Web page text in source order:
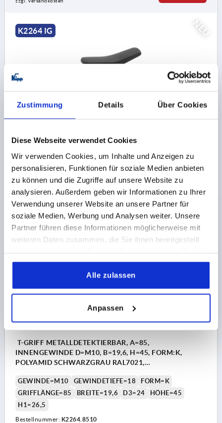
Zustimmung Details Über Cookies
Diese Webseite verwendet Cookies
Wir verwenden Cookies, um Inhalte und Anzeigen zu
personalisieren, Funktionen für soziale Medien anbieten
zu können und die Zugriffe auf unsere Website zu
analysieren. Außerdem geben wir Informationen zu Ihrer
Verwendung unserer Website an unsere Partner für
soziale Medien, Werbung und Analysen weiter. Unsere
Partner führen diese Informationen möglicherweise mit
weiteren Daten zusammen, die Sie ihnen bereitgestellt
gesammelt haben.
Alle zulassen
Anpassen
NEU
K2264 IG
KOMP:EDELSTAHL
GEWINDE=M8 GEWINDETIEFE=14
FORM=K
GRIFFLÄNGE=75
BREITE=18,4 D3=22
HÖHE=41
H1=25,2
Bestellnummer:K2264.7508
6,27 €
zzgl. Versandkosten
NEU
K2264 IG
T-GRIFF METALLDETEKTIERBAR, A=85,
INNENGEWINDE D=M10, B=19,6, H=45, FORM:K,
POLYAMID SCHWARZGRAU RAL7021,
GEWINDE=M10 GEWINDETIEFE=18
FORM=K
GRIFFLÄNGE=85
BREITE=19,6 D3=24
HÖHE=45
H1=26,5
Bestellnummer: K2264.8510